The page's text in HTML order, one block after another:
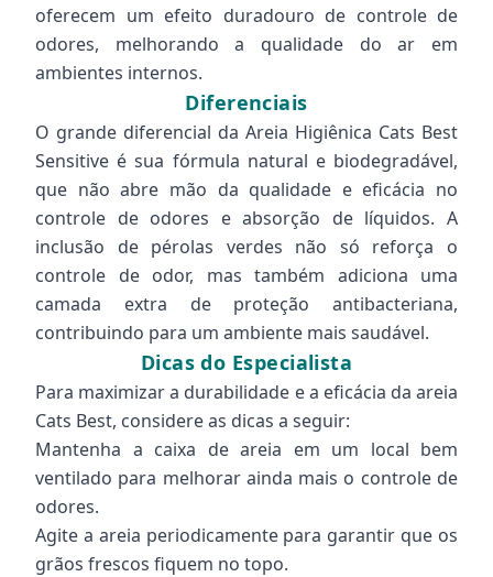
oferecem um efeito duradouro de controle de
odores, melhorando a qualidade do ar em
ambientes internos.
Diferenciais
O grande diferencial da Areia Higiênica Cats Best
Sensitive é sua fórmula natural e biodegradável,
que não abre mão da qualidade e eficácia no
controle de odores e absorção de líquidos. A
inclusão de pérolas verdes não só reforça o
controle de odor, mas também adiciona uma
camada extra de proteção antibacteriana,
contribuindo para um ambiente mais saudável.
Dicas do Especialista
Para maximizar a durabilidade e a eficácia da areia
Cats Best, considere as dicas a seguir:
Mantenha a caixa de areia em um local bem
ventilado para melhorar ainda mais o controle de
odores.
Agite a areia periodicamente para garantir que os
grãos frescos fiquem no topo.